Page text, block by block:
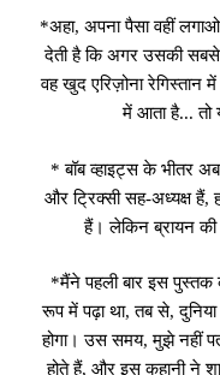
*अहा, अपना पैसा वहीं लगाओ
देती है कि अगर उसकी सबसे
वह खुद एरिज़ोना रेगिस्तान
में आता है... तो
* बॉब व्हाइट्स के भीतर
और ट्रिक्सी सह-अध्यक्ष हैं,
हैं। लेकिन ब्रायन की
*मैंने पहली बार इस
रूप में पढ़ा था, तब से, दुनिया
होगा। उस समय, मुझे नहीं
होते हैं, और इस कहानी ने